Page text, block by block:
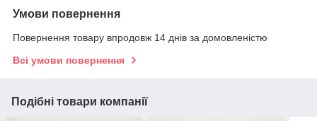
Умови повернення
Повернення товару впродовж 14 днів за домовленістю
Всі умови повернення
Подібні товари компанії